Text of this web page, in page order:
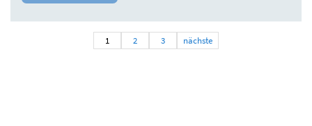
1 2 3 nächste